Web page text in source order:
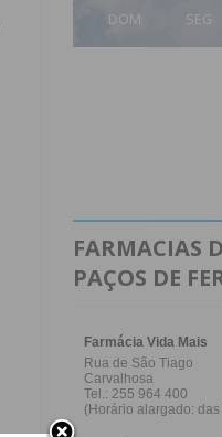
DOM SEG
FARMACIAS
PAÇOS DE